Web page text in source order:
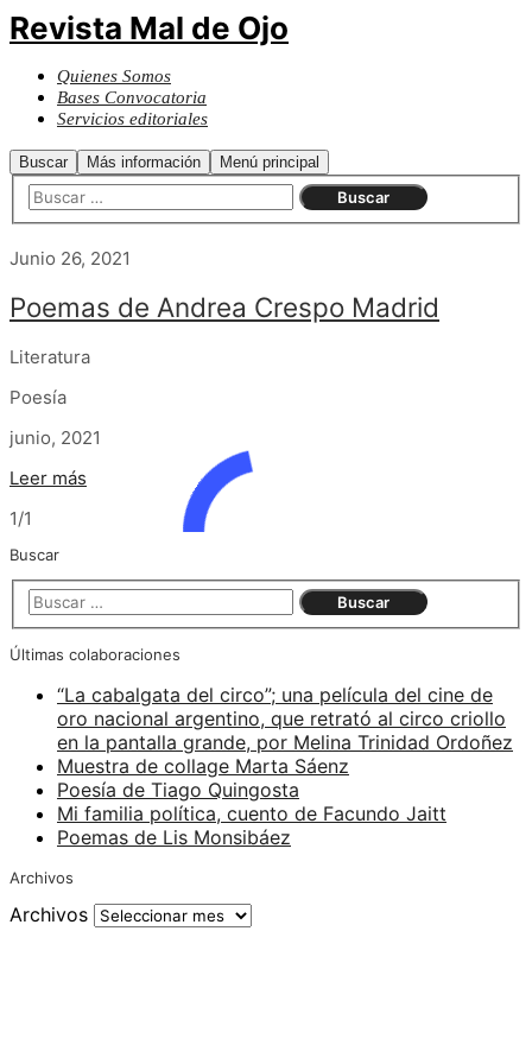
Revista Mal de Ojo
Quienes Somos
Bases Convocatoria
Servicios editoriales
Buscar Más información Menú principal
Junio 26, 2021
Poemas de Andrea Crespo Madrid
Literatura
Poesía
junio, 2021
Leer más
1/1
Buscar
Últimas colaboraciones
“La cabalgata del circo”; una película del cine de
oro nacional argentino, que retrató al circo criollo
en la pantalla grande, por Melina Trinidad Ordoñez
Muestra de collage Marta Sáenz
Poesía de Tiago Quingosta
Mi familia política, cuento de Facundo Jaitt
Poemas de Lis Monsibáez
Archivos
Archivos